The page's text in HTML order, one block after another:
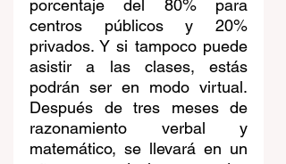
porcentaje del 80% para
centros públicos y 20%
privados. Y si tampoco puede
asistir a las clases, estás
podrán ser en modo virtual.
Después de tres meses de
razonamiento verbal y
matemático, se llevará en un